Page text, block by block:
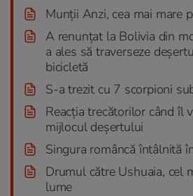
Munții Anzi, cea mai mare
A renunțat la Bolivia din
a ales să traverseze
bicicletă
S-a trezit cu 7 scorpioni
Reacția trecătorilor când îl
mijlocul deșertului
Singura româncă întâlnită
Drumul către Ushuaia, cel
lume